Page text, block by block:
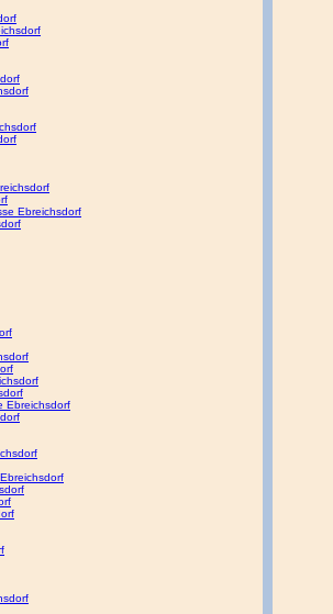
Ebreichsdorf
Ebreichsdorf